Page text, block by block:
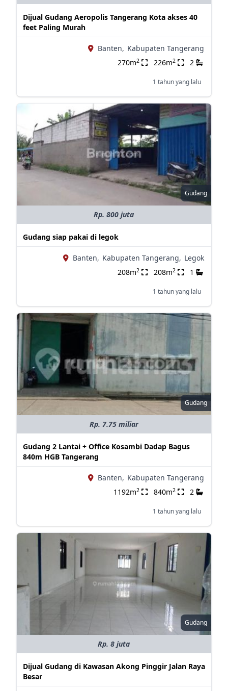
Dijual Gudang Aeropolis Tangerang Kota akses 40
feet Paling Murah
Banten, Kabupaten Tangerang
270m2 226m2 2
1 tahun yang lalu
Gudang
Rp. 800 juta
Gudang siap pakai di legok
Banten, Kabupaten Tangerang, Legok
208m2 208m2 1
1 tahun yang lalu
Gudang
Rp. 7.75 miliar
Gudang 2 Lantai + Office Kosambi Dadap Bagus
840m HGB Tangerang
Banten, Kabupaten Tangerang
1192m2 840m2 2
1 tahun yang lalu
Gudang
Rp. 8 juta
Dijual Gudang di Kawasan Akong Pinggir Jalan Raya
Besar